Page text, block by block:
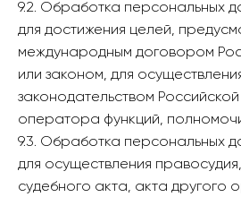
9.2. Обработка персональных
для достижения целей,
международным договором
или законом, для
законодательством
оператора функций,
9.3. Обработка персональных
для осуществления
судебного акта, акта другого